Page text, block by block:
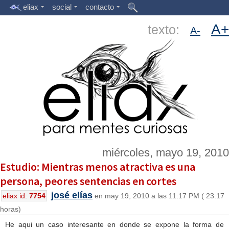
eliax social contacto
texto: A- A+
miércoles, mayo 19, 2010
Estudio: Mientras menos atractiva es una
persona, peores sentencias en cortes
eliax id: 7754 josé elías en may 19, 2010 a las 11:17 PM ( 23:17
horas)
He aqui un caso interesante en donde se expone la forma de